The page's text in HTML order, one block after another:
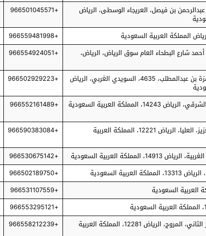
عبدالرحمن بن فيصل، العريجاء الوسطى، الرياض +966501045571
المملكة العربية السعودية +966559481998
أحمد شارع البطحاء العام سوق الرياض، الرياض، +966554924051
حمزة بن عبد المطلب شارع حمزة بن عبدالمطلب، 4635، السويدي الغربي، الرياض +966502929223
العربية السعودية +966552161489
طريق الأمير سلطان بن عبدالعزيز، العليا، الرياض 12221، المملكة العربية +966590383084
+966530675142
السعودية +966502189750
+966531107559
+966553295121
شارع الأمير تركي بن عبدالعزيز الثاني، المروج، الرياض 12281، المملكة العربية +966558212239